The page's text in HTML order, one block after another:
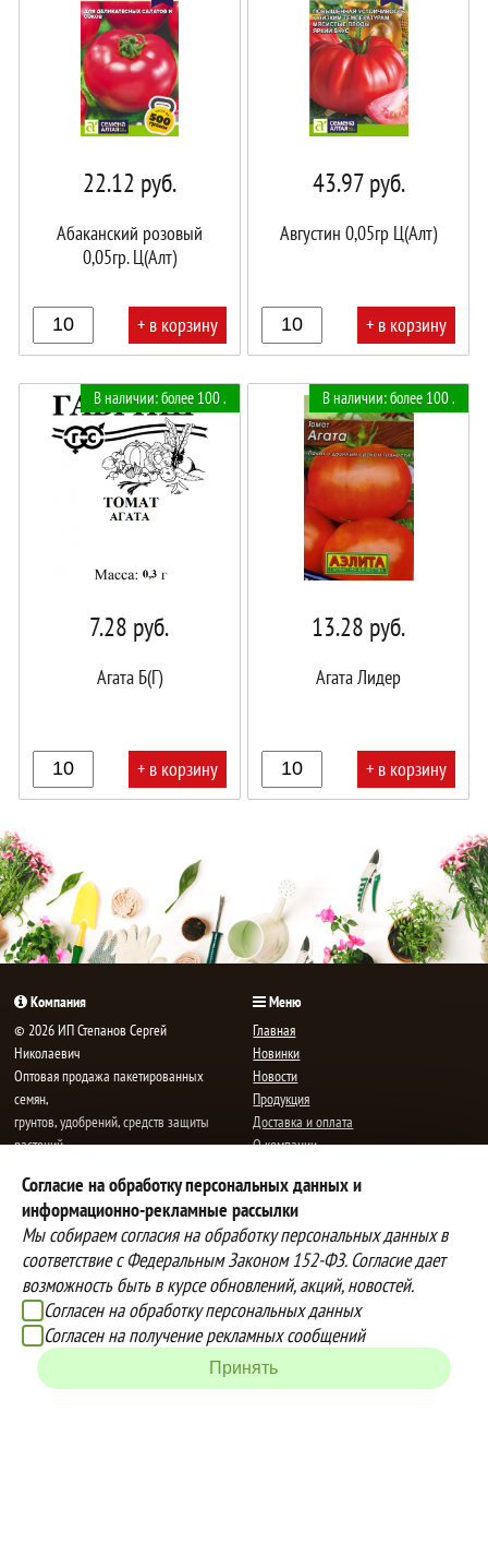
22.12 руб.
Абаканский розовый
0,05гр. Ц(Алт)
+ в корзину
корзине!
43.97руб.
Августин 0,05гр Ц(Алт)
+ в корзину
В наличии: более 100 .
7.28 руб.
Агата Б(Г)
+ в корзину
корзине!
В наличии: более 100 .
13.28 руб.
Агата Лидер
+ в корзину
Согласие на обработку персональных данных и
информационно-рекламные рассылки
Мы собираем согласия на обработку персональных данных в
соответствие с Федеральным Законом 152-ФЗ. Согласие дает
возможность быть в курсе обновлений, акций, новостей.
Согласен на обработку персональных данных
Согласен на получение рекламных сообщений
Принять
Компания
© 2026 ИП Степанов Сергей
Николаевич
Oптовая продажа пакетированных
семян,
грунтов, удобрений, средств защиты
растений.
E-mail:mail@semenauspeha.ru
Телефон: +7 (8352) 28-80-34
Адрес: г. Чебоксары, пр. Мира 76 А
Меню
Главная
Новинки
Новости
Продукция
Доставка и оплата
О компании
Контакты
Способы оплаты
Вы можете оплатить покупки
наличными при получении товара,
либо выбрать другой способ оплаты
Доставка
Наша компания осуществляет
бесплатную
доставку до терминалов транспортных